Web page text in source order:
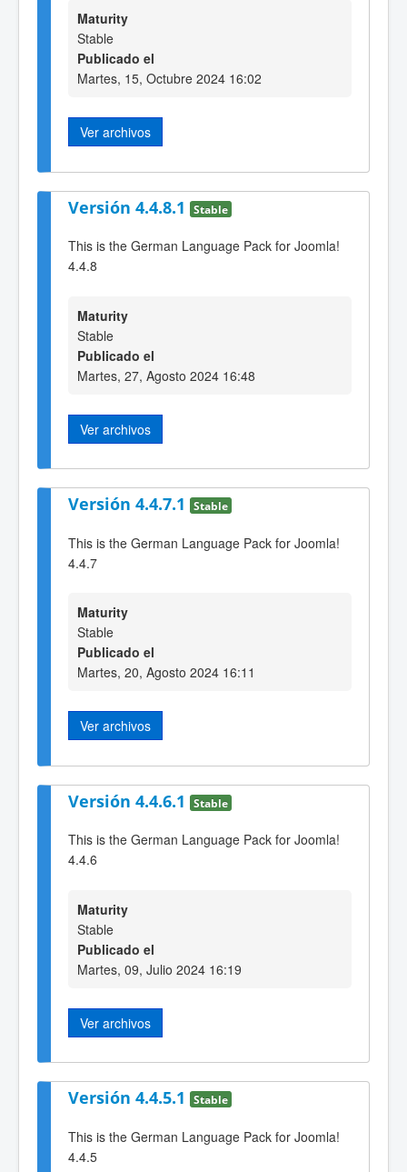
Maturity
Stable
Publicado el
Martes, 15, Octubre 2024 16:02
Ver archivos
Versión 4.4.8.1 Stable
This is the German Language Pack for Joomla!
4.4.8
Maturity
Stable
Publicado el
Martes, 27, Agosto 2024 16:48
Ver archivos
Versión 4.4.7.1 Stable
This is the German Language Pack for Joomla!
4.4.7
Maturity
Stable
Publicado el
Martes, 20, Agosto 2024 16:11
Ver archivos
Versión 4.4.6.1 Stable
This is the German Language Pack for Joomla!
4.4.6
Maturity
Stable
Publicado el
Martes, 09, Julio 2024 16:19
Ver archivos
Versión 4.4.5.1 Stable
This is the German Language Pack for Joomla!
4.4.5